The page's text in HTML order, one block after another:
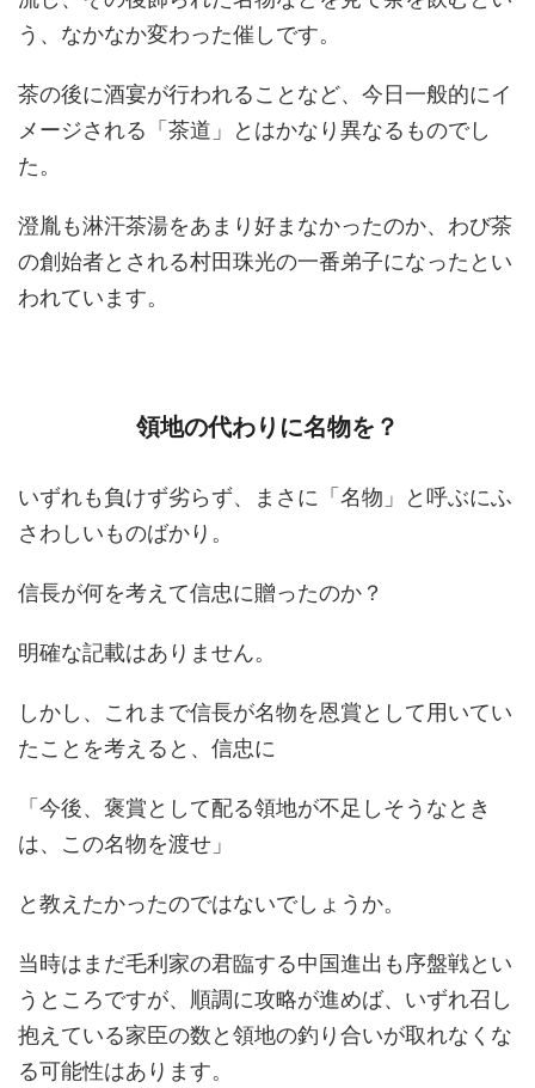
う、なかなか変わった催しです。
茶の後に酒宴が行われることなど、今日一般的にイ
メージされる「茶道」とはかなり異なるものでし
た。
澄胤も淋汗茶湯をあまり好まなかったのか、わび茶
の創始者とされる村田珠光の一番弟子になったとい
われています。
領地の代わりに名物を？
いずれも負けず劣らず、まさに「名物」と呼ぶにふ
さわしいものばかり。
信長が何を考えて信忠に贈ったのか？
明確な記載はありません。
しかし、これまで信長が名物を恩賞として用いてい
たことを考えると、信忠に
「今後、褒賞として配る領地が不足しそうなとき
は、この名物を渡せ」
と教えたかったのではないでしょうか。
当時はまだ毛利家の君臨する中国進出も序盤戦とい
うところですが、順調に攻略が進めば、いずれ召し
抱えている家臣の数と領地の釣り合いが取れなくな
る可能性はあります。